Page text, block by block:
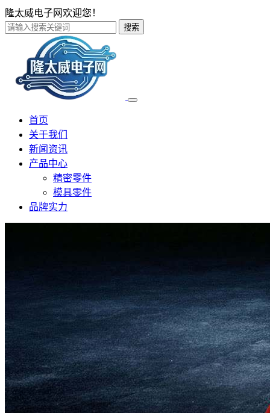
隆太威电子网欢迎您！
搜索
首页
关于我们
新闻资讯
产品中心
精密零件
模具零件
品牌实力